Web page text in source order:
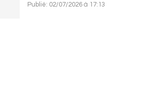
Publié: 02/07/2026 à 17:13